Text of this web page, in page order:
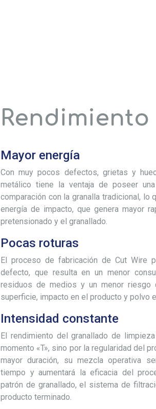
Rendimiento
Mayor energía
Con muy pocos defectos, grietas y
metálico tiene la ventaja de poseer
comparación con la granalla tradicional, lo
energía de impacto, que genera mayor
pretensionado y el granallado.
Pocas roturas
El proceso de fabricación de Cut Wire
defecto, que resulta en un menor
residuos de medios y un menor riesgo
superficie, impacto en el producto y polvo
Intensidad constante
El rendimiento del granallado de
momento «T», sino por la regularidad del
mayor duración, su mezcla operativa
tiempo y aumentará la eficacia del
patrón de granallado, el sistema de
producto terminado.